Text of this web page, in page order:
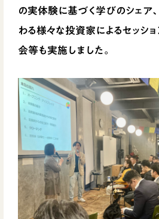
の実体験に基づく学びのシェア
わる様々な投資家によるセッシ
会等も実施しました。